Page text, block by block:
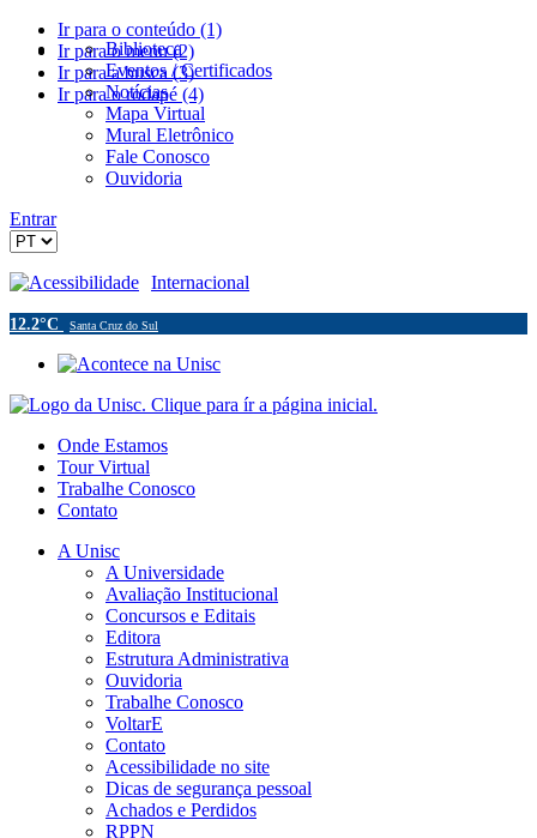
Ir para o conteúdo (1)
Ir para o menu (2)
Ir para a busca (3)
Ir para o rodapé (4)
Biblioteca
Eventos / Certificados
Notícias
Mapa Virtual
Mural Eletrônico
Fale Conosco
Ouvidoria
Entrar
Acessibilidade Internacional
12.2°C Santa Cruz do Sul
Onde Estamos
Tour Virtual
Trabalhe Conosco
Contato
A Unisc
A Universidade
Avaliação Institucional
Concursos e Editais
Editora
Estrutura Administrativa
Ouvidoria
Trabalhe Conosco
VoltarE
Contato
Acessibilidade no site
Dicas de segurança pessoal
Achados e Perdidos
RPPN